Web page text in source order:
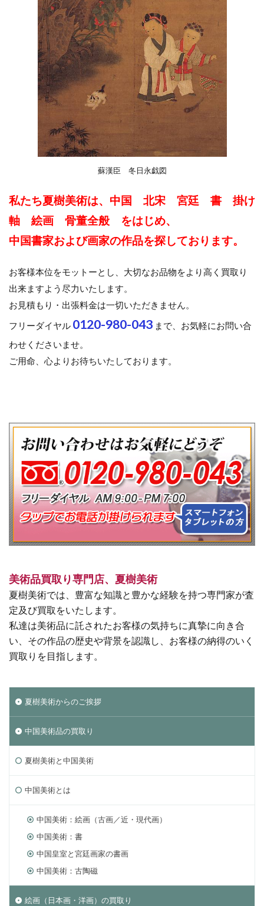
蘇漢臣 冬日永戯図
私たち夏樹美術は、中国 北宋 宮廷 書 掛け
軸 絵画 骨董全般 をはじめ、
中国書家および画家の作品を探しております。
お客様本位をモットーとし、大切なお品物をより高く買取り
出来ますよう尽力いたします。
お見積もり・出張料金は一切いただきません。
フリーダイヤル 0120-980-043 まで、お気軽にお問い合
わせくださいませ。
ご用命、心よりお待ちいたしております。
美術品買取り専門店、夏樹美術
夏樹美術では、豊富な知識と豊かな経験を持つ専門家が査
定及び買取をいたします。
私達は美術品に託されたお客様の気持ちに真摯に向き合
い、その作品の歴史や背景を認識し、お客様の納得のいく
買取りを目指します。
夏樹美術からのご挨拶
中国美術品の買取り
夏樹美術と中国美術
中国美術とは
中国美術：絵画（古画／近・現代画）
中国美術：書
中国皇室と宮廷画家の書画
中国美術：古陶磁
絵画（日本画・洋画）の買取り